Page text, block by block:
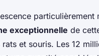
particulièrement
exceptionnelle de
et souris. Les 12